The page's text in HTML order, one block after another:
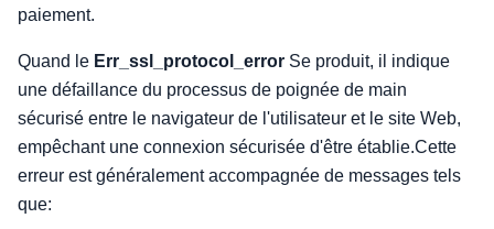
paiement.
Quand le Err_ssl_protocol_error Se produit, il indique
une défaillance du processus de poignée de main
sécurisé entre le navigateur de l'utilisateur et le site Web,
empêchant une connexion sécurisée d'être établie.Cette
erreur est généralement accompagnée de messages tels
que: